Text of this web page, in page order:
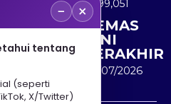
Sektor Awam
5,499,051
KEMAS
KINI
TERAKHIR
30/07/2026
− ×
tentang
(seperti
X/Twitter)